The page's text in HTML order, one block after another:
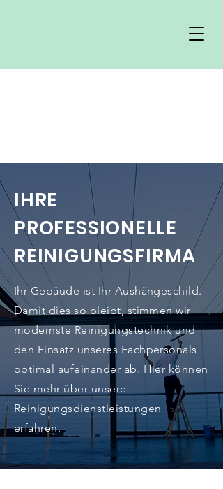
IHRE
PROFESSIONELLE
REINIGUNGSFIRMA
Ihr Gebäude ist Ihr Aushängeschild.
Damit dies so bleibt, stimmen wir
modernste Reinigungstechnik und
den Einsatz unseres Fachpersonals
optimal aufeinander ab. Hier können
Sie mehr über unsere
Reinigungsdienstleistungen
erfahren.